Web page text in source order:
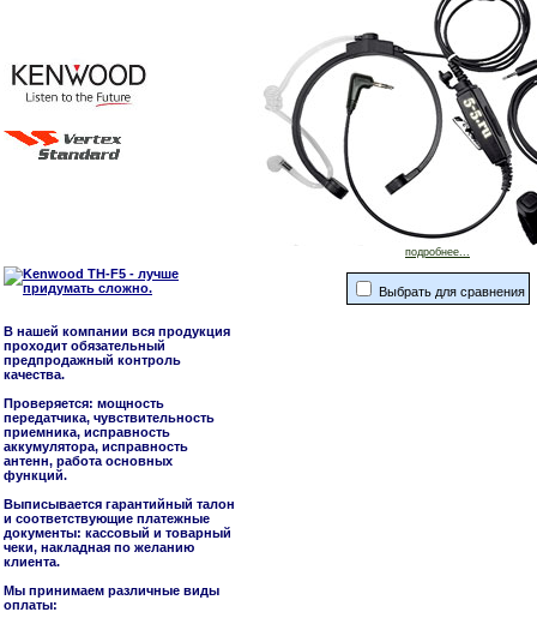
В нашей компании вся продукция
проходит обязательный
предпродажный контроль
качества.
Проверяется: мощность
передатчика, чувствительность
приемника, исправность
аккумулятора, исправность
антенн, работа основных
функций.
Выписывается гарантийный талон
и соответствующие платежные
документы: кассовый и товарный
чеки, накладная по желанию
клиента.
Мы принимаем различные виды
оплаты:
подробнее...
Выбрать для сравнения